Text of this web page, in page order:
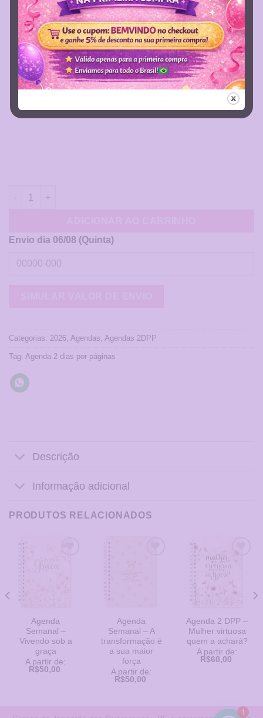
Agenda 2 DPP - Preto Branco quantidade
Envio dia 06/08 (Quinta)
Categorias: 2026, Agendas, Agendas 2DPP
Tag: Agenda 2 dias por páginas
Descrição
Informação adicional
PRODUTOS RELACIONADOS
Adicionar
Desejos
Agenda
Semanal –
Vivendo sob a
graça
A partir de:
R$50,00
Agenda
Semanal – A
transformação é
a sua maior
força
A partir de:
R$50,00
Adicionar
a Lista
Desejos
Agenda 2 DPP –
Mulher virtuosa
quem a achará?
A partir de:
R$60,00
1